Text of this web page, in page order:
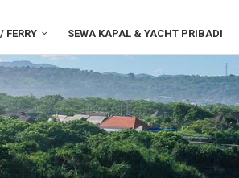
FERRY SEWA KAPAL & YACHT PRIBADI